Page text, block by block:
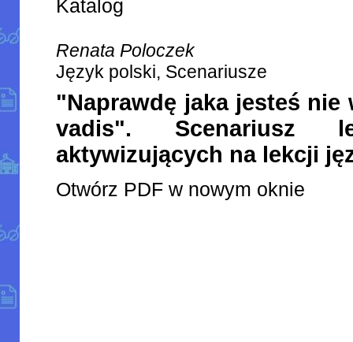
Katalog
Renata Poloczek
Język polski, Scenariusze
"Naprawdę jaka jesteś
vadis". Scenariusz
aktywizujących na lekcji
Otwórz PDF w nowym oknie